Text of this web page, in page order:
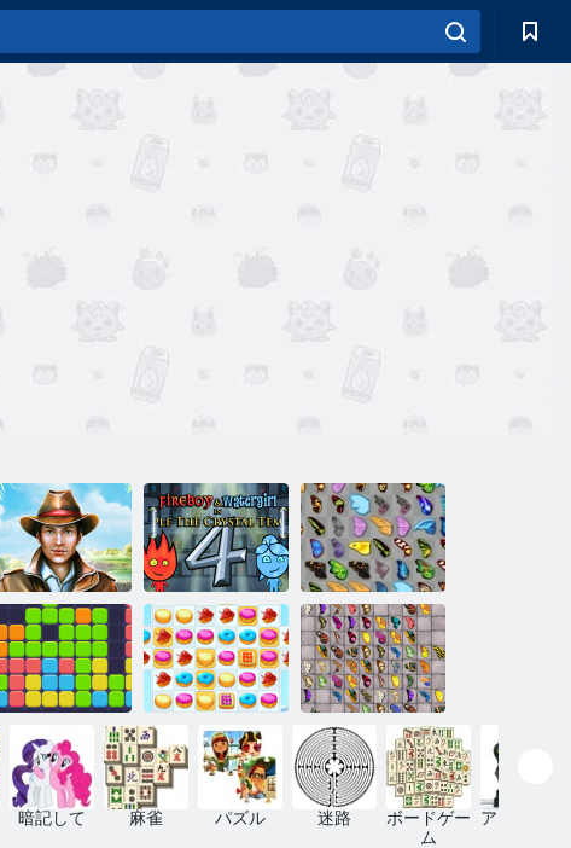
隠しダイヤモ
ンドの滝
Fireboy and
Watergirl 4：ク
リスタル寺院
バタフライ京
都
イレブンイレ
ブン
クッキー クラ
ッシュ 2
バタフライキ
ョーダイHD
暗記して 麻雀 パズル 迷路
ボードゲー
ム
アクション